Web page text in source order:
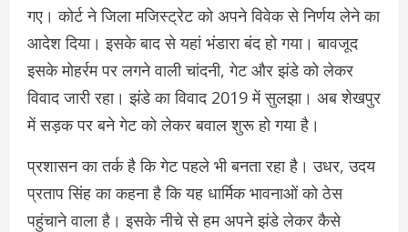
गए। कोर्ट ने जिला मजिस्ट्रेट को अपने विवेक से निर्णय लेने का
आदेश दिया। इसके बाद से यहां भंडारा बंद हो गया। बावजूद
इसके मोहर्रम पर लगने वाली चांदनी, गेट और झंडे को लेकर
विवाद जारी रहा। झंडे का विवाद 2019 में सुलझा। अब शेखपुर
में सड़क पर बने गेट को लेकर बवाल शुरू हो गया है।
प्रशासन का तर्क है कि गेट पहले भी बनता रहा है। उधर, उदय
प्रताप सिंह का कहना है कि यह धार्मिक भावनाओं को ठेस
पहुंचाने वाला है। इसके नीचे से हम अपने झंडे लेकर कैसे